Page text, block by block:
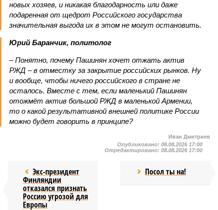
новых хозяев, и никакая благодарность или даже
подаренная от щедрот Российского государства
значительная выгода их в этом не могут остановить.
Юрий Баранчик, политолог
– Понятно, почему Пашинян хочет отжать актив
РЖД – в отместку за закрытие российских рынков. Ну
и вообще, чтобы ничего российского в стране не
осталось. Вместе с тем, если маленький Пашинян
отожмёт актив большой РЖД в маленькой Армении,
то о какой результативной внешней политике России
можно будет говорить в принципе?
Иван Дмитриев
Опубликовано: 08.08.2026 17:00
Отредактировано: 08.08.2026 17:00
Экс-президент
Финляндии
отказался признать
Россию угрозой для
Европы
Посол ты на!